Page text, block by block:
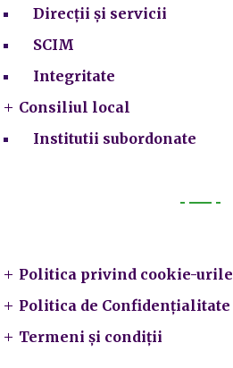
Direcții și servicii
SCIM
Integritate
Consiliul local
Institutii subordonate
Politica privind cookie-urile
Politica de Confidențialitate
Termeni și condiții